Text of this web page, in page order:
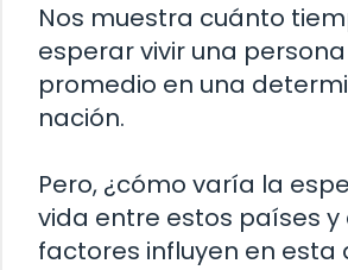
Nos muestra cuánto
esperar vivir una
promedio en una
nación.
Pero, ¿cómo varía la
vida entre estos países y
factores influyen en esta